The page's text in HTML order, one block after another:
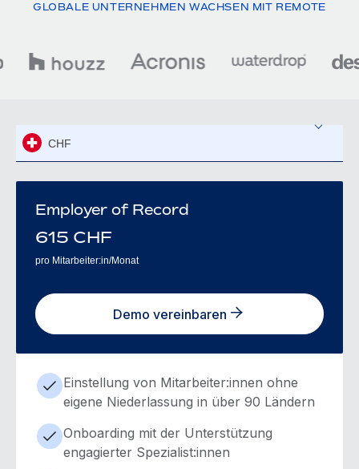
GLOBALE UNTERNEHMEN WACHSEN MIT REMOTE
CHF
Employer of Record
615 CHF
pro Mitarbeiter:in/Monat
Demo vereinbaren
Einstellung von Mitarbeiter:innen ohne
eigene Niederlassung in über 90 Ländern
Onboarding mit der Unterstützung
engagierter Spezialist:innen